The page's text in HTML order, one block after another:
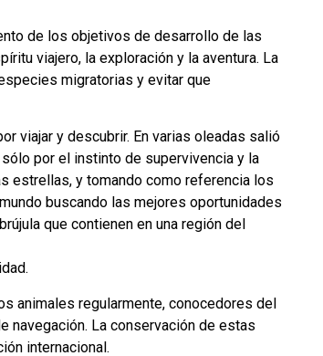
de los objetivos de desarrollo de las
viajero, la exploración y la aventura. La
migratorias y evitar que
viajar y descubrir. En varias oleadas salió
por el instinto de supervivencia y la
estrellas, y tomando como referencia los
buscando las mejores oportunidades
que contienen en una región del
animales regularmente, conocedores del
La conservación de estas
internacional.